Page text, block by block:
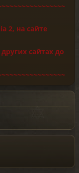
2, на сайте
сайтах до